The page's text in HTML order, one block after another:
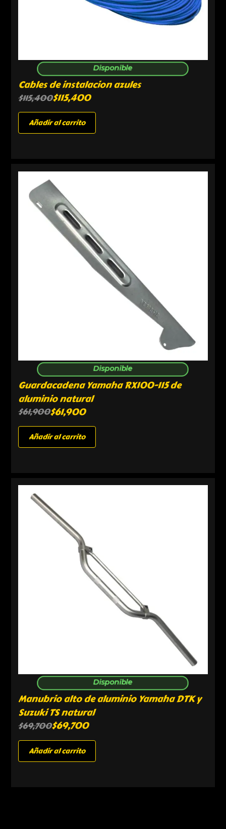
Disponible
Cables de instalacion azules
$115,400$115,400
Añadir al carrito
Disponible
Guardacadena Yamaha RX100-115 de
aluminio natural
$61,900$61,900
Añadir al carrito
Disponible
Manubrio alto de aluminio Yamaha DTK y
Suzuki TS natural
$69,700$69,700
Añadir al carrito